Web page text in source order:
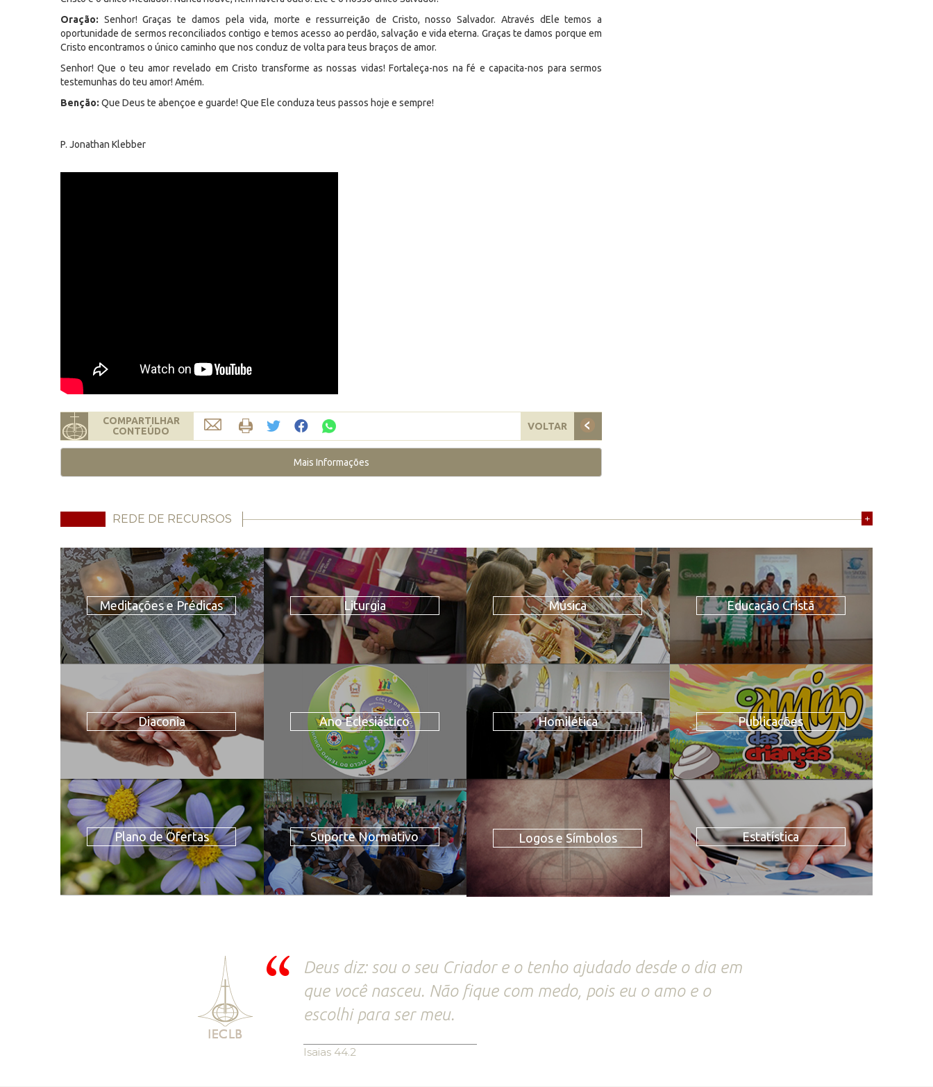
Oração: Senhor! Graças te damos pela vida, morte e ressurreição de Cristo, nosso Salvador. Através dEle temos a
oportunidade de sermos reconciliados contigo e temos acesso ao perdão, salvação e vida eterna. Graças te damos porque em
Cristo encontramos o único caminho que nos conduz de volta para teus braços de amor.
Senhor! Que o teu amor revelado em Cristo transforme as nossas vidas! Fortaleça-nos na fé e capacita-nos para sermos
testemunhas do teu amor! Amém.
Benção: Que Deus te abençoe e guarde! Que Ele conduza teus passos hoje e sempre!
P. Jonathan Klebber
COMPARTILHAR
CONTEÚDO
VOLTAR
Mais Informações
REDE DE RECURSOS +
Meditações e Prédicas Liturgia Música Educação Cristã
Diaconia Ano Eclesiástico Homilética Publicações
Plano de Ofertas Suporte Normativo Logos e Símbolos Estatística
Deus diz: sou o seu Criador e o tenho ajudado desde o dia em
que você nasceu. Não fique com medo, pois eu o amo e o
escolhi para ser meu.
Isaias 44.2